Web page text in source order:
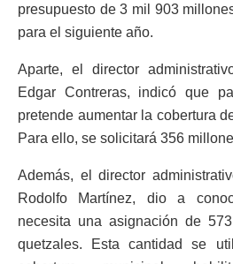
presupuesto de 3 mil 903
para el siguiente año.
Aparte, el director
Edgar Contreras, indicó que
pretende aumentar la cobertura
Para ello, se solicitará 356
Además, el director
Rodolfo Martínez, dio a
necesita una asignación de
quetzales. Esta cantidad se